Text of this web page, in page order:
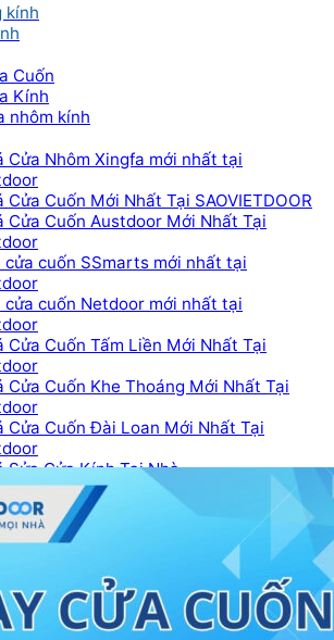
kính
Cuốn
Kính
nhôm kính
Cửa Nhôm Xingfa mới nhất tại
Cửa Cuốn Mới Nhất Tại SAOVIETDOOR
Cửa Cuốn Austdoor Mới Nhất Tại
cửa cuốn SSmarts mới nhất tại
cửa cuốn Netdoor mới nhất tại
Cửa Cuốn Tấm Liền Mới Nhất Tại
Cửa Cuốn Khe Thoáng Mới Nhất Tại
Cửa Cuốn Đài Loan Mới Nhất Tại
Sửa Cửa Kính Tại Nhà
Dụng
đẹp
kỹ thuật
Catalogue